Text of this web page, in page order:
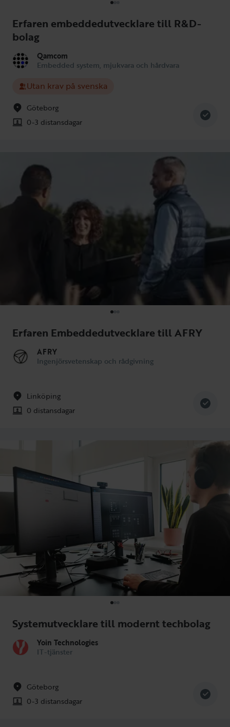
Erfaren embeddedutvecklare till R&D-
bolag
Qamcom
Embedded system, mjukvara och hårdvara
Utan krav på svenska
Göteborg
0-3 distansdagar
Erfaren Embeddedutvecklare till AFRY
AFRY
Ingenjörsvetenskap och rådgivning
Linköping
0 distansdagar
Systemutvecklare till modernt techbolag
Yoin Technologies
IT-tjänster
Göteborg
0-3 distansdagar